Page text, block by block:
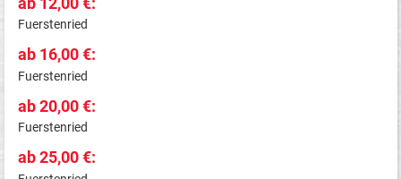
Fuerstenried
ab 16,00 €:
Fuerstenried
ab 20,00 €:
Fuerstenried
ab 25,00 €: